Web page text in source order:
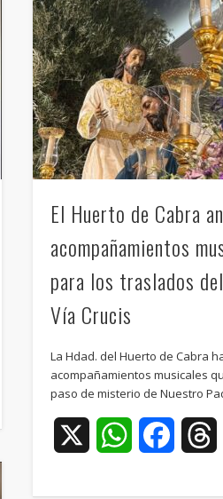
El Huerto de Cabra
acompañamientos
para los traslados
Vía Crucis
La Hdad. del Huerto de Cabra
acompañamientos musicales
paso de misterio de Nuestro
WhatsApp